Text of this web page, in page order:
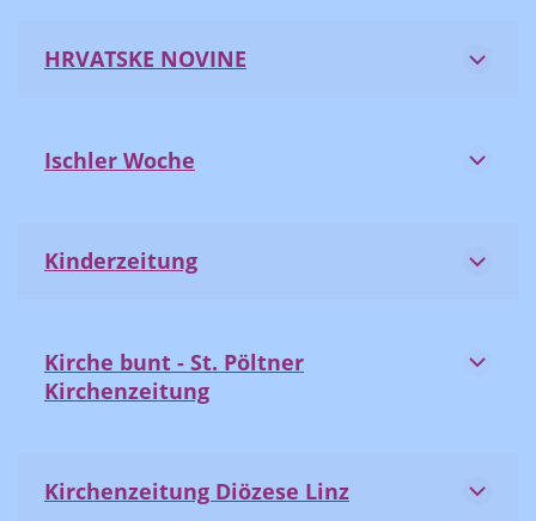
HRVATSKE NOVINE
Ischler Woche
Kinderzeitung
Kirche bunt - St. Pöltner
Kirchenzeitung
Kirchenzeitung Diözese Linz